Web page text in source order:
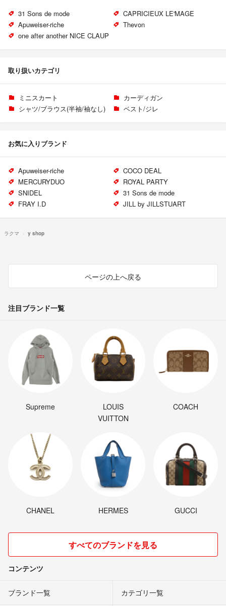
31 Sons de mode
CAPRICIEUX LE'MAGE
Apuweiser-riche
Thevon
one after another NICE CLAUP
取り扱いカテゴリ
ミニスカート
カーディガン
シャツ/ブラウス(半袖/袖なし)
ベスト/ジレ
お気に入りブランド
Apuweiser-riche
COCO DEAL
MERCURYDUO
ROYAL PARTY
SNIDEL
31 Sons de mode
FRAY I.D
JILL by JILLSTUART
ラクマ y shop
ページの上へ戻る
注目ブランド一覧
Supreme
LOUIS
VUITTON
COACH
CHANEL HERMES GUCCI
すべてのブランドを見る
コンテンツ
ブランド一覧 カテゴリ一覧